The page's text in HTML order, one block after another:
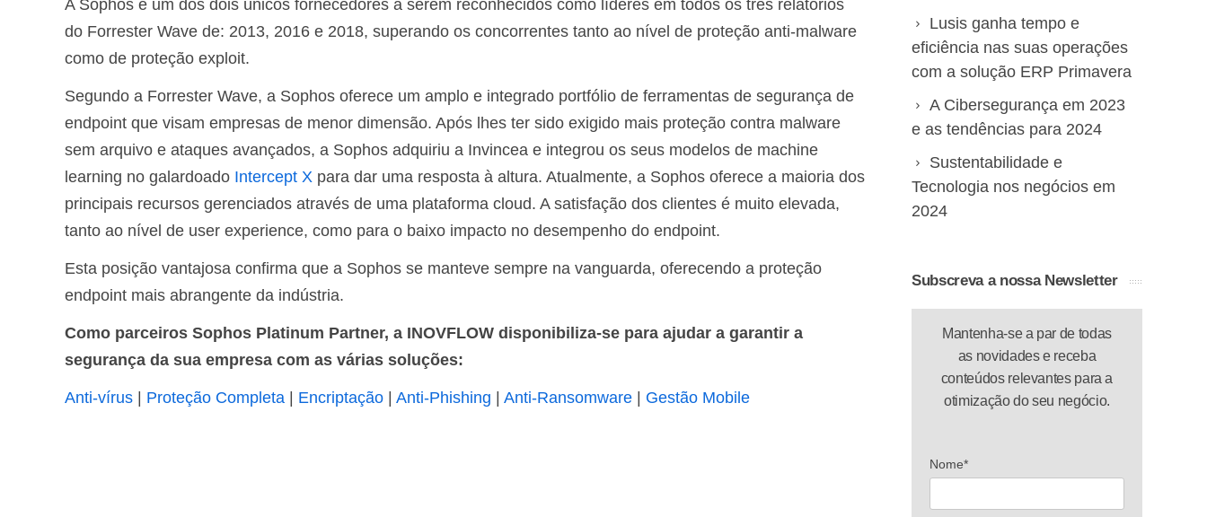
A Sophos é um dos dois únicos fornecedores a serem reconhecidos como líderes em todos os três relatórios
do Forrester Wave de: 2013, 2016 e 2018, superando os concorrentes tanto ao nível de proteção anti-malware
como de proteção exploit.
Segundo a Forrester Wave, a Sophos oferece um amplo e integrado portfólio de ferramentas de segurança de
endpoint que visam empresas de menor dimensão. Após lhes ter sido exigido mais proteção contra malware
sem arquivo e ataques avançados, a Sophos adquiriu a Invincea e integrou os seus modelos de machine
learning no galardoado Intercept X para dar uma resposta à altura. Atualmente, a Sophos oferece a maioria dos
principais recursos gerenciados através de uma plataforma cloud. A satisfação dos clientes é muito elevada,
tanto ao nível de user experience, como para o baixo impacto no desempenho do endpoint.
Esta posição vantajosa confirma que a Sophos se manteve sempre na vanguarda, oferecendo a proteção
endpoint mais abrangente da indústria.
Como parceiros Sophos Platinum Partner, a INOVFLOW disponibiliza-se para ajudar a garantir a
segurança da sua empresa com as várias soluções:
Anti-vírus Proteção Completa Encriptação Anti-Phishing Anti-Ransomware Gestão Mobile
Lusis ganha tempo e
eficiência nas suas operações
com a solução ERP Primavera
A Cibersegurança em 2023
e as tendências para 2024
Sustentabilidade e
Tecnologia nos negócios em
2024
Subscreva a nossa Newsletter
Mantenha-se a par de todas
as novidades e receba
conteúdos relevantes para a
otimização do seu negócio.
Nome*